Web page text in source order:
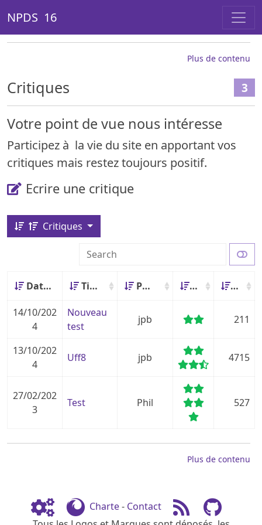
NPDS 16
Plus de contenu
Critiques 3
Votre point de vue nous intéresse
Participez à la vie du site en apportant vos
critiques mais restez toujours positif.
Ecrire une critique
Critiques
Date Titre Posté par Score Hits
14/10/202
4
Nouveau
test
jpb 211
13/10/202
4
Uff8 jpb 4715
27/02/202
3
Test Phil 527
Plus de contenu
Charte- Contact